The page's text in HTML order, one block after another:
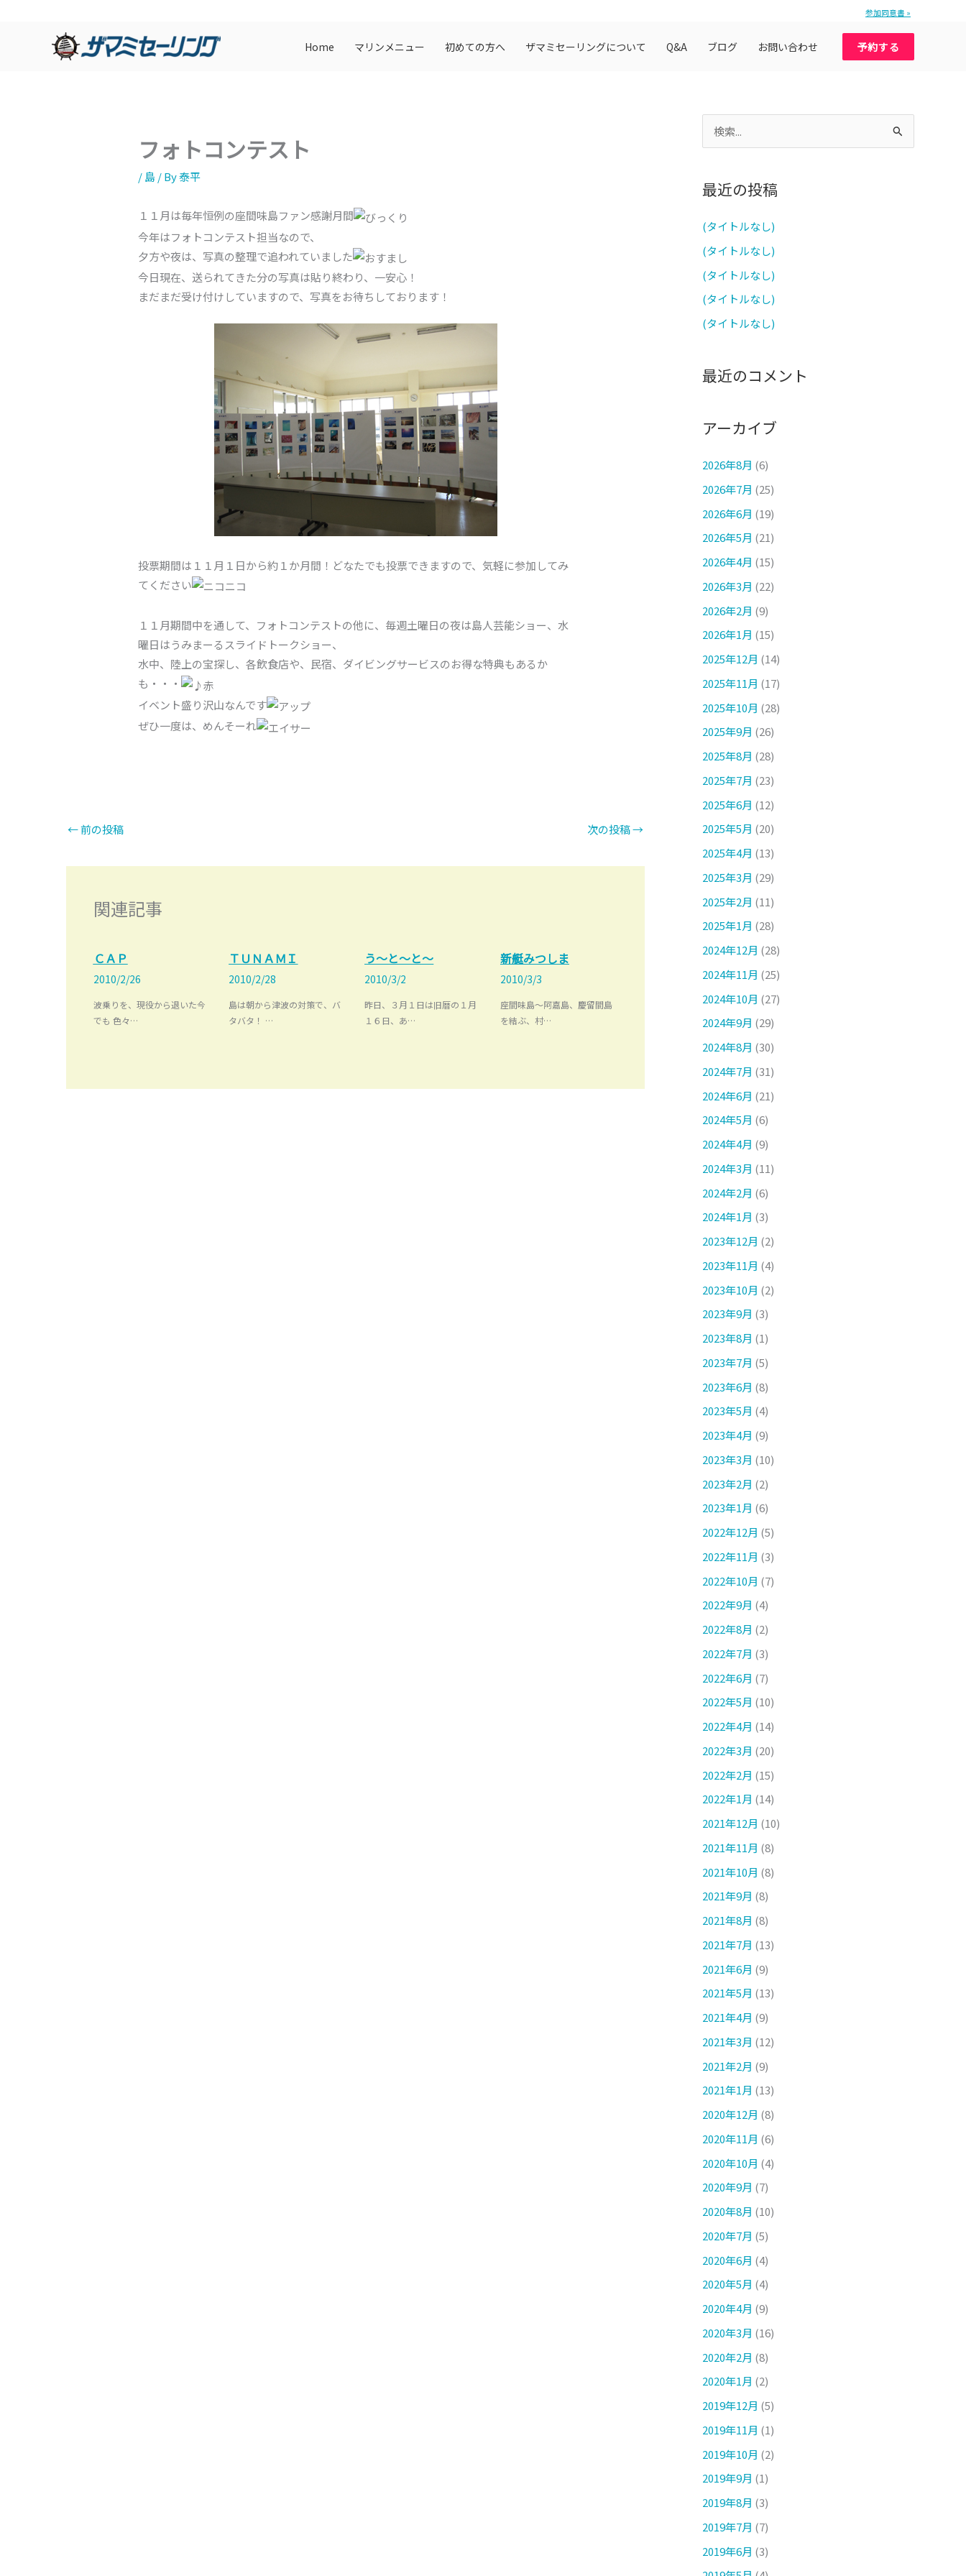
参加同意書 »
Home マリンメニュー 初めての方へ ザマミセーリングについて Q&A ブログ お問い合わせ 予約する
フォトコンテスト
/島/ By泰平
１１月は毎年恒例の座間味島ファン感謝月間
今年はフォトコンテスト担当なので、
夕方や夜は、写真の整理で追われていました
今日現在、送られてきた分の写真は貼り終わり、一安心！
まだまだ受け付けしていますので、写真をお待ちしております！
投票期間は１１月１日から約１か月間！どなたでも投票できますので、気軽に参加してみ
てください
１１月期間中を通して、フォトコンテストの他に、毎週土曜日の夜は島人芸能ショー、水
曜日はうみまーるスライドトークショー、
水中、陸上の宝探し、各飲食店や、民宿、ダイビングサービスのお得な特典もあるか
も・・・
イベント盛り沢山なんです
ぜひ一度は、めんそーれ
←前の投稿 次の投稿→
関連記事
ＣＡＰ
2010/2/26
波乗りを、現役から退いた今
でも 色々…
ＴＵＮＡＭＩ
2010/2/28
島は朝から津波の対策で、バ
タバタ！ …
う～と～と～
2010/3/2
昨日、３月１日は旧暦の１月
１６日、あ…
新艇みつしま
2010/3/3
座間味島～阿嘉島、慶留間島
を結ぶ、村…
象
最近の投稿
(タイトルなし)
(タイトルなし)
(タイトルなし)
(タイトルなし)
(タイトルなし)
最近のコメント
アーカイブ
2026年8月 (6)
2026年7月 (25)
2026年6月 (19)
2026年5月 (21)
2026年4月 (15)
2026年3月 (22)
2026年2月 (9)
2026年1月 (15)
2025年12月 (14)
2025年11月 (17)
2025年10月 (28)
2025年9月 (26)
2025年8月 (28)
2025年7月 (23)
2025年6月 (12)
2025年5月 (20)
2025年4月 (13)
2025年3月 (29)
2025年2月 (11)
2025年1月 (28)
2024年12月 (28)
2024年11月 (25)
2024年10月 (27)
2024年9月 (29)
2024年8月 (30)
2024年7月 (31)
2024年6月 (21)
2024年5月 (6)
2024年4月 (9)
2024年3月 (11)
2024年2月 (6)
2024年1月 (3)
2023年12月 (2)
2023年11月 (4)
2023年10月 (2)
2023年9月 (3)
2023年8月 (1)
2023年7月 (5)
2023年6月 (8)
2023年5月 (4)
2023年4月 (9)
2023年3月 (10)
2023年2月 (2)
2023年1月 (6)
2022年12月 (5)
2022年11月 (3)
2022年10月 (7)
2022年9月 (4)
2022年8月 (2)
2022年7月 (3)
2022年6月 (7)
2022年5月 (10)
2022年4月 (14)
2022年3月 (20)
2022年2月 (15)
2022年1月 (14)
2021年12月 (10)
2021年11月 (8)
2021年10月 (8)
2021年9月 (8)
2021年8月 (8)
2021年7月 (13)
2021年6月 (9)
2021年5月 (13)
2021年4月 (9)
2021年3月 (12)
2021年2月 (9)
2021年1月 (13)
2020年12月 (8)
2020年11月 (6)
2020年10月 (4)
2020年9月 (7)
2020年8月 (10)
2020年7月 (5)
2020年6月 (4)
2020年5月 (4)
2020年4月 (9)
2020年3月 (16)
2020年2月 (8)
2020年1月 (2)
2019年12月 (5)
2019年11月 (1)
2019年10月 (2)
2019年9月 (1)
2019年8月 (3)
2019年7月 (7)
2019年6月 (3)